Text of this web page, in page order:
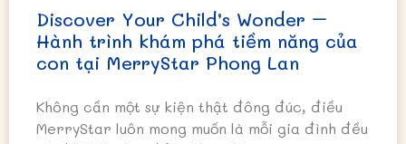
Discover Your Child’s Wonder –
Hành trình khám phá tiềm năng của
con tại MerryStar Phong Lan
Không cần một sự kiện thật đông đúc, điều
MerryStar luôn mong muốn là mỗi gia đình đều